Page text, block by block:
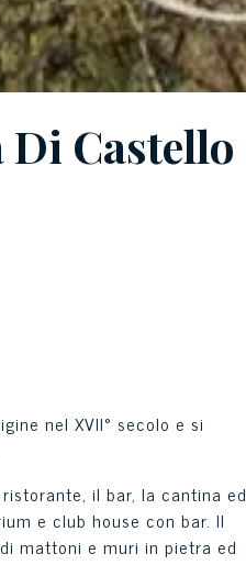
Di Castello
nel XVII° secolo e si
il bar, la cantina ed
e club house con bar. Il
mattoni e muri in pietra ed